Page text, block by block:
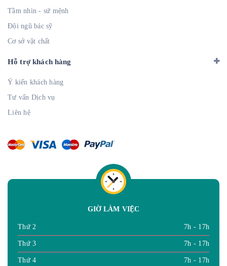
Tầm nhìn - sứ mệnh
Đội ngũ bác sỹ
Cơ sở vật chất
Hỗ trợ khách hàng
Ý kiến khách hàng
Tư vấn Dịch vụ
Liên hệ
GIỜ LÀM VIỆC
Thứ 2 7h - 17h
Thứ 3 7h - 17h
Thứ 4 7h - 17h